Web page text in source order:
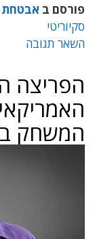
פורסם ב אבטחת
סקיוריטי
השאר תגובה
הפריצה
המשחק